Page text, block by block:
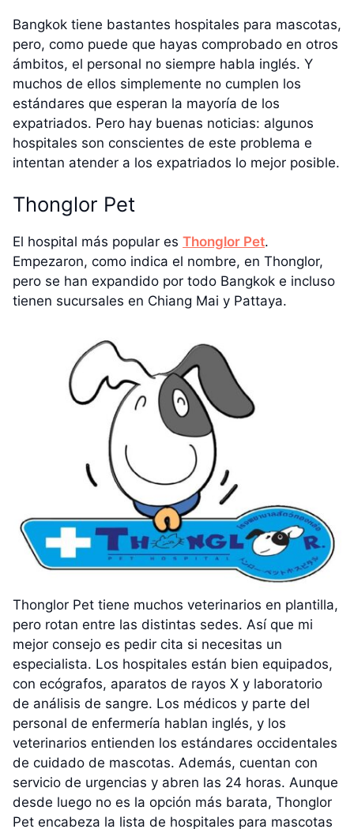
Bangkok tiene bastantes hospitales para mascotas,
pero, como puede que hayas comprobado en otros
ámbitos, el personal no siempre habla inglés. Y
muchos de ellos simplemente no cumplen los
estándares que esperan la mayoría de los
expatriados. Pero hay buenas noticias: algunos
hospitales son conscientes de este problema e
intentan atender a los expatriados lo mejor posible.
Thonglor Pet
El hospital más popular es Thonglor Pet.
Empezaron, como indica el nombre, en Thonglor,
pero se han expandido por todo Bangkok e incluso
tienen sucursales en Chiang Mai y Pattaya.
Thonglor Pet tiene muchos veterinarios en plantilla,
pero rotan entre las distintas sedes. Así que mi
mejor consejo es pedir cita si necesitas un
especialista. Los hospitales están bien equipados,
con ecógrafos, aparatos de rayos X y laboratorio
de análisis de sangre. Los médicos y parte del
personal de enfermería hablan inglés, y los
veterinarios entienden los estándares occidentales
de cuidado de mascotas. Además, cuentan con
servicio de urgencias y abren las 24 horas. Aunque
desde luego no es la opción más barata, Thonglor
Pet encabeza la lista de hospitales para mascotas